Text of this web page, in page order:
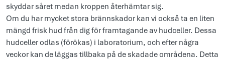
skyddar såret medan kroppen återhämtar sig.
Om du har mycket stora brännskador kan vi också ta en liten
mängd frisk hud från dig för framtagande av hudceller. Dessa
hudceller odlas (förökas) i laboratorium, och efter några
veckor kan de läggas tillbaka på de skadade områdena. Detta